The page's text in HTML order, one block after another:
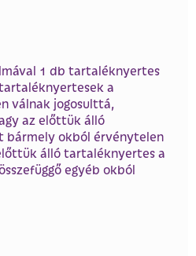
1 db tartaléknyertes
a
válnak jogosulttá,
az előttük álló
bármely okból érvénytelen
álló tartaléknyertes a
egyéb okból